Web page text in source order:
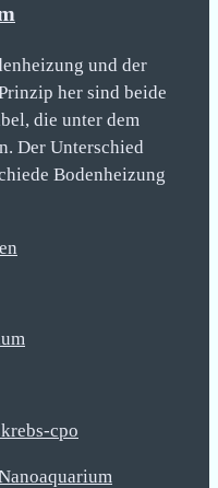
und der
her sind beide
die unter dem
Der Unterschied
Bodenheizung